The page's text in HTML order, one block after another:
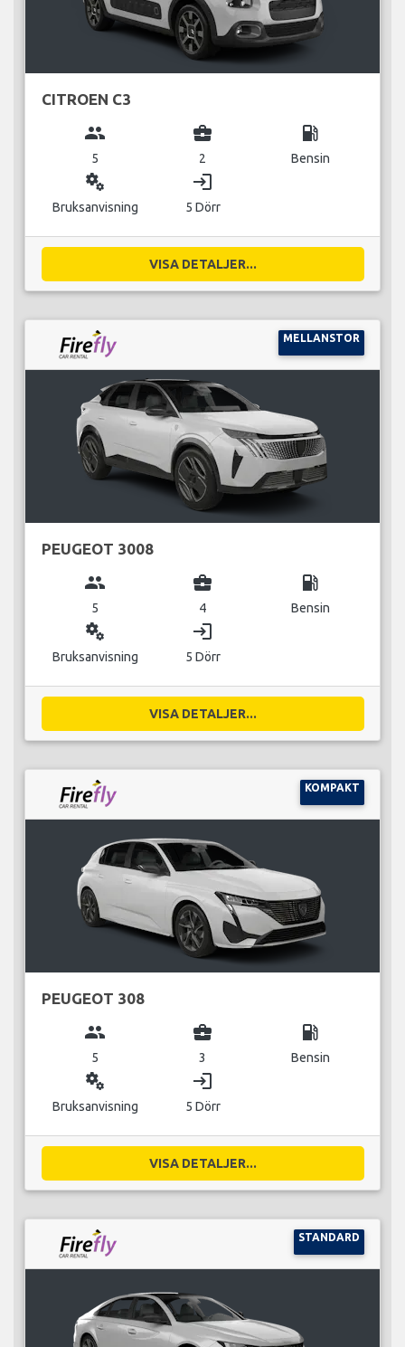
CITROEN C3
group
5
business_center
2
local_gas_station
Bensin
miscellaneous_services
Bruksanvisning
login
5 Dörr
VISA DETALJER...
MELLANSTOR
PEUGEOT 3008
group
5
business_center
4
local_gas_station
Bensin
miscellaneous_services
Bruksanvisning
login
5 Dörr
VISA DETALJER...
KOMPAKT
PEUGEOT 308
group
5
business_center
3
local_gas_station
Bensin
miscellaneous_services
Bruksanvisning
login
5 Dörr
VISA DETALJER...
STANDARD